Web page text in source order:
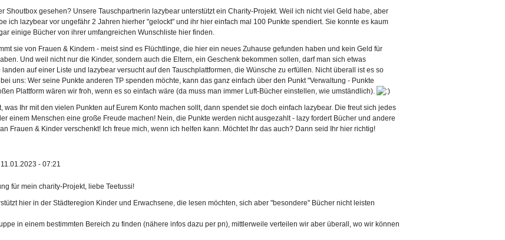
Shoutbox gesehen? Unsere Tauschpartnerin lazybear unterstützt ein Charity-Projekt. Weil ich nicht viel Geld habe, aber
ich lazybear vor ungefähr 2 Jahren hierher "gelockt" und ihr hier einfach mal 100 Punkte spendiert. Sie konnte es kaum
einige Bücher von ihrer umfangreichen Wunschliste hier finden.
sie von Frauen & Kindern - meist sind es Flüchtlinge, die hier ein neues Zuhause gefunden haben und kein Geld für
Und weil nicht nur die Kinder, sondern auch die Eltern, ein Geschenk bekommen sollen, darf man sich etwas
auf einer Liste und lazybear versucht auf den Tauschplattformen, die Wünsche zu erfüllen. Nicht überall ist es so
uns: Wer seine Punkte anderen TP spenden möchte, kann das ganz einfach über den Punkt "Verwaltung - Punkte
Plattform wären wir froh, wenn es so einfach wäre (da muss man immer Luft-Bücher einstellen, wie umständlich).
was Ihr mit den vielen Punkten auf Eurem Konto machen sollt, dann spendet sie doch einfach lazybear. Die freut sich jedes
einem Menschen eine große Freude machen! Nein, die Punkte werden nicht ausgezahlt - lazy fordert Bücher und andere
Frauen & Kinder verschenkt! Ich freue mich, wenn ich helfen kann. Möchtet Ihr das auch? Dann seid Ihr hier richtig!
- 07:21
für mein charity-Projekt, liebe Teetussi!
hier in der Städteregion Kinder und Erwachsene, die lesen möchten, sich aber "besondere" Bücher nicht leisten
in einem bestimmten Bereich zu finden (nähere infos dazu per pn), mittlerweile verteilen wir aber überall, wo wir können